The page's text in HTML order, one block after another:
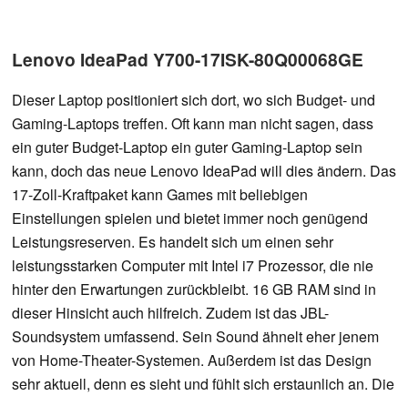
Lenovo IdeaPad Y700-17ISK-80Q00068GE
Dieser Laptop positioniert sich dort, wo sich Budget- und
Gaming-Laptops treffen. Oft kann man nicht sagen, dass
ein guter Budget-Laptop ein guter Gaming-Laptop sein
kann, doch das neue Lenovo IdeaPad will dies ändern. Das
17-Zoll-Kraftpaket kann Games mit beliebigen
Einstellungen spielen und bietet immer noch genügend
Leistungsreserven. Es handelt sich um einen sehr
leistungsstarken Computer mit Intel i7 Prozessor, die nie
hinter den Erwartungen zurückbleibt. 16 GB RAM sind in
dieser Hinsicht auch hilfreich. Zudem ist das JBL-
Soundsystem umfassend. Sein Sound ähnelt eher jenem
von Home-Theater-Systemen. Außerdem ist das Design
sehr aktuell, denn es sieht und fühlt sich erstaunlich an. Die